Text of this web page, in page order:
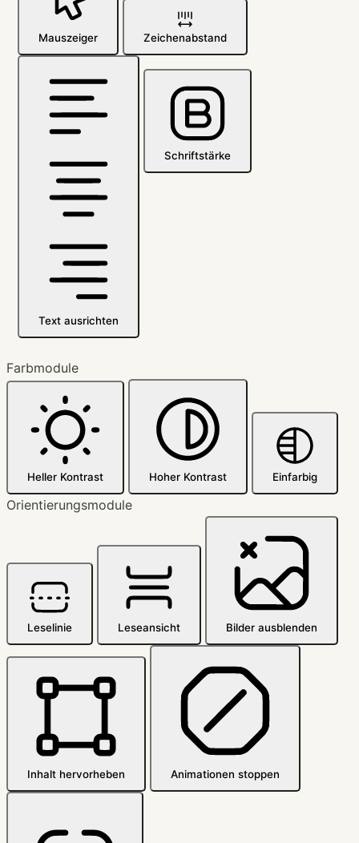
Mauszeiger Zeichenabstand
Text ausrichten
Schriftstärke
Farbmodule
Heller Kontrast Hoher Kontrast Einfarbig
Orientierungsmodule
Leselinie Leseansicht Bilder ausblenden
Inhalt hervorheben Animationen stoppen